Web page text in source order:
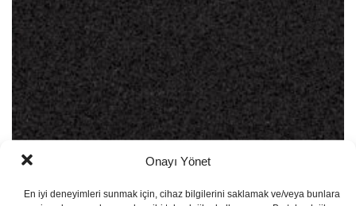
Onayı Yönet
En iyi deneyimleri sunmak için, cihaz bilgilerini saklamak ve/veya bunlara